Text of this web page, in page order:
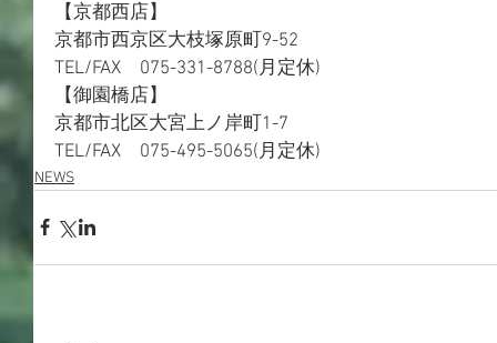
【京都西店】
京都市西京区大枝塚原町9-52
TEL/FAX　075-331-8788(月定休)
【御園橋店】
京都市北区大宮上ノ岸町1-7
TEL/FAX　075-495-5065(月定休)
NEWS